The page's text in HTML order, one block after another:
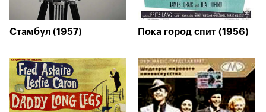
Стамбул (1957) Пока город спит (1956)